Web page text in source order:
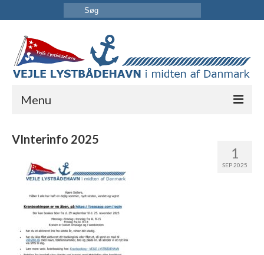
Menu
INFORMATION
KONTAKT OS
1
SEP 2025
VInterinfo 2025